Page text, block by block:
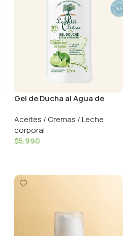
Gel de Ducha al Agua de
Olivier
Aceites / Cremas / Leche
corporal
$5.990